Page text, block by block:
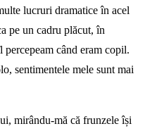
lucruri dramatice în acel
pe un cadru plăcut, în
când eram copil.
sentimentele mele sunt mai
mirându-mă că frunzele își